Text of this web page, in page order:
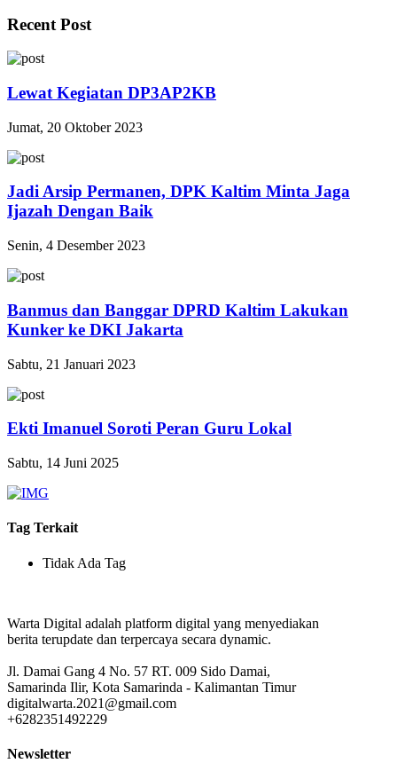
Recent Post
Lewat Kegiatan DP3AP2KB
Jumat, 20 Oktober 2023
Jadi Arsip Permanen, DPK Kaltim Minta Jaga
Ijazah Dengan Baik
Senin, 4 Desember 2023
Banmus dan Banggar DPRD Kaltim Lakukan
Kunker ke DKI Jakarta
Sabtu, 21 Januari 2023
Ekti Imanuel Soroti Peran Guru Lokal
Sabtu, 14 Juni 2025
Tag Terkait
Tidak Ada Tag
Warta Digital adalah platform digital yang menyediakan
berita terupdate dan terpercaya secara dynamic.
Jl. Damai Gang 4 No. 57 RT. 009 Sido Damai,
Samarinda Ilir, Kota Samarinda - Kalimantan Timur
digitalwarta.2021@gmail.com
+6282351492229
Newsletter